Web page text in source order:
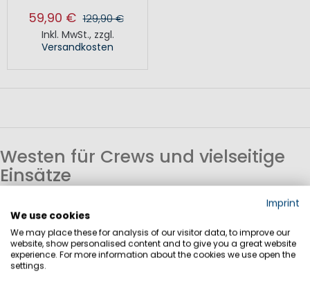
59,90 € 129,90 €
Inkl. MwSt., zzgl.
Versandkosten
Westen für Crews und vielseitige
Einsätze
Westen sind ein wichtiger Bestandteil einer einheitlichen
sowie für sportliche Aktivitäten und bieten eine funktionale
Ergänzung zu anderen Bekleidungsschichten.
Imprint
We use cookies
We may place these for analysis of our visitor data, to improve our
website, show personalised content and to give you a great website
experience. For more information about the cookies we use open the
settings.